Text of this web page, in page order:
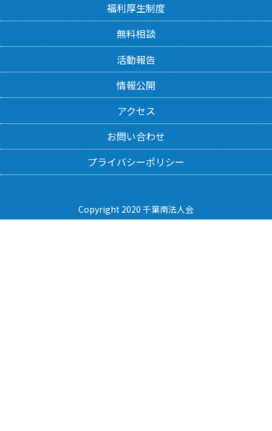
福利厚生制度
無料相談
活動報告
情報公開
アクセス
お問い合わせ
プライバシーポリシー
Copyright 2020 千葉南法人会